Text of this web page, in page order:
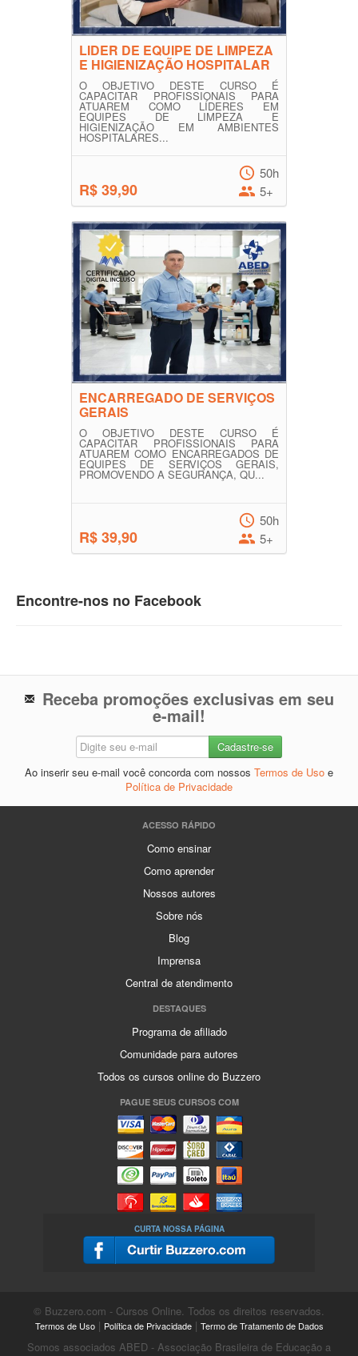
LIDER DE EQUIPE DE LIMPEZA
E HIGIENIZAÇÃO HOSPITALAR
O OBJETIVO DESTE CURSO É
CAPACITAR PROFISSIONAIS PARA
ATUAREM COMO LÍDERES EM
EQUIPES DE LIMPEZA E
HIGIENIZAÇÃO EM AMBIENTES
HOSPITALARES...
R$ 39,90
50h
5+
ENCARREGADO DE SERVIÇOS
GERAIS
O OBJETIVO DESTE CURSO É
CAPACITAR PROFISSIONAIS PARA
ATUAREM COMO ENCARREGADOS DE
EQUIPES DE SERVIÇOS GERAIS,
PROMOVENDO A SEGURANÇA, QU...
R$ 39,90
50h
5+
Encontre-nos no Facebook
Receba promoções exclusivas em seu
e-mail!
Ao inserir seu e-mail você concorda com nossos Termos de Uso e
Política de Privacidade
ACESSO RÁPIDO
Como ensinar
Como aprender
Nossos autores
Sobre nós
Blog
Imprensa
Central de atendimento
DESTAQUES
Programa de afiliado
Comunidade para autores
Todos os cursos online do Buzzero
PAGUE SEUS CURSOS COM
CURTA NOSSA PÁGINA
© Buzzero.com - Cursos Online. Todos os direitos reservados.
Termos de Uso| Política de Privacidade| Termo de Tratamento de Dados
Somos associados ABED - Associação Brasileira de Educação a